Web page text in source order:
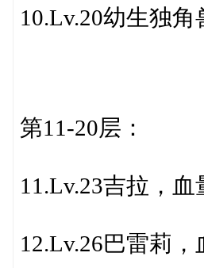
10.Lv.20幼生独
第11-20层：
11.Lv.23吉拉，血
12.Lv.26巴雷莉